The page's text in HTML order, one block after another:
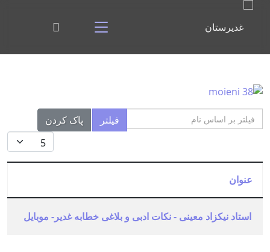
فیلتر بر اساس نام فیلتر
پاک کردن
نمایش #
عنوان
استاد نیکزاد معینی - نکات ادبی و بلاغی خطابه غدیر- موبایل